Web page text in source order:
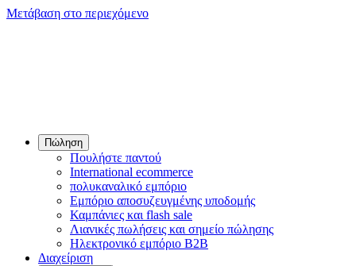
Μετάβαση στο περιεχόμενο
Πώληση
Πουλήστε παντού
International ecommerce
πολυκαναλικό εμπόριο
Εμπόριο αποσυζευγμένης υποδομής
Καμπάνιες και flash sale
Λιανικές πωλήσεις και σημείο πώλησης
Ηλεκτρονικό εμπόριο B2B
Διαχείριση